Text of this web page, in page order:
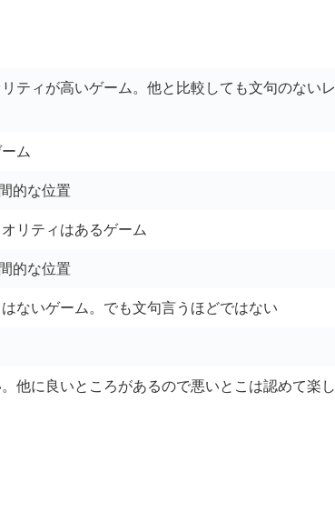
ティが高いゲーム。他と比較しても文句のないレ
ム
的な位置
リティはあるゲーム
的な位置
ないゲーム。でも文句言うほどではない
他に良いところがあるので悪いとこは認めて楽し